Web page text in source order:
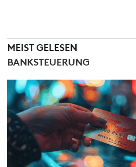
MEIST GELESEN
BANKSTEUERUNG